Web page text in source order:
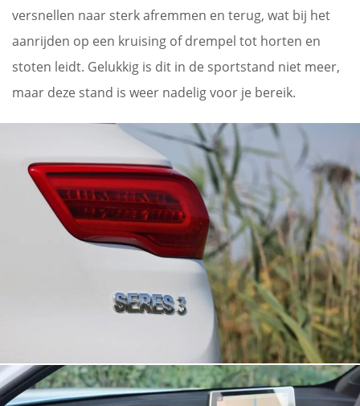
versnellen naar sterk afremmen en terug, wat bij het
aanrijden op een kruising of drempel tot horten en
stoten leidt. Gelukkig is dit in de sportstand niet meer,
maar deze stand is weer nadelig voor je bereik.